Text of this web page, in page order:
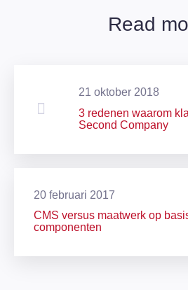
Read
21 oktober 2018
3 redenen waarom
Second Company
20 februari 2017
CMS versus maatwerk op
componenten